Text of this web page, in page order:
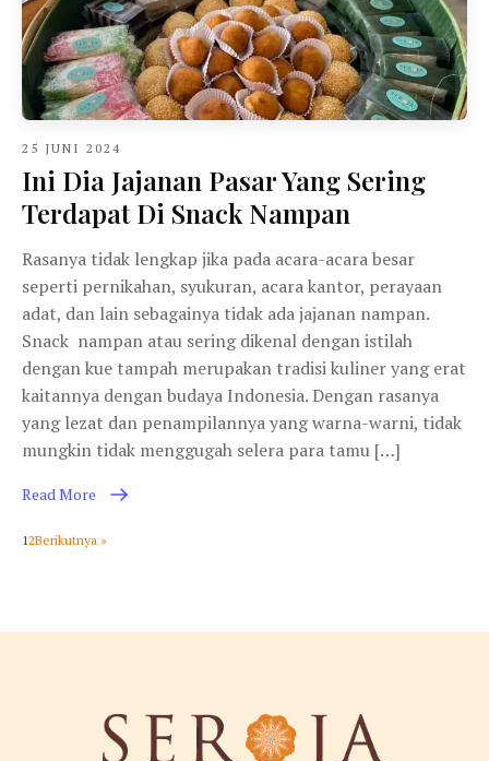
25 JUNI 2024
Ini Dia Jajanan Pasar Yang Sering
Terdapat Di Snack Nampan
Rasanya tidak lengkap jika pada acara-acara besar
seperti pernikahan, syukuran, acara kantor, perayaan
adat, dan lain sebagainya tidak ada jajanan nampan.
Snack nampan atau sering dikenal dengan istilah
dengan kue tampah merupakan tradisi kuliner yang erat
kaitannya dengan budaya Indonesia. Dengan rasanya
yang lezat dan penampilannya yang warna-warni, tidak
mungkin tidak menggugah selera para tamu […]
Read More
12Berikutnya »